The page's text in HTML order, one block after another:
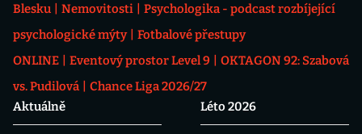
Blesku
Nemovitosti
Psychologika - podcast rozbíjející
psychologické mýty
Fotbalové přestupy
ONLINE
Eventový prostor Level 9
OKTAGON 92: Szabová
vs. Pudilová
Chance Liga 2026/27
Aktuálně
Léto 2026